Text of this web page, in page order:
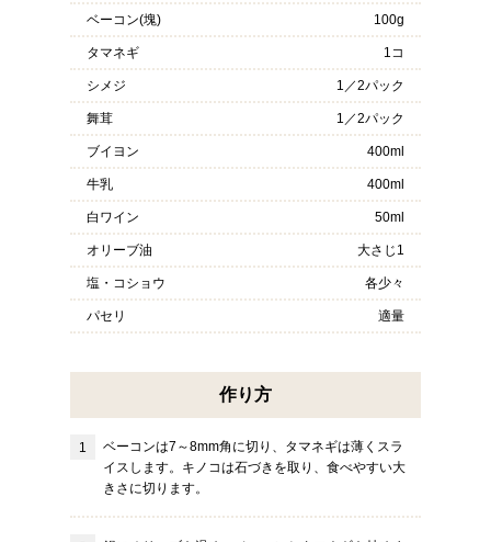
ベーコン(塊) 100g
タマネギ 1コ
シメジ 1／2パック
舞茸 1／2パック
ブイヨン 400ml
牛乳 400ml
白ワイン 50ml
オリーブ油 大さじ1
塩・コショウ 各少々
パセリ 適量
作り方
ベーコンは7～8mm角に切り、タマネギは薄くスラ
イスします。キノコは石づきを取り、食べやすい大
きさに切ります。